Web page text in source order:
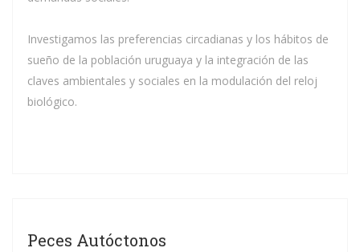
Investigamos las preferencias circadianas y los hábitos de
sueño de la población uruguaya y la integración de las
claves ambientales y sociales en la modulación del reloj
biológico.
Peces Autóctonos